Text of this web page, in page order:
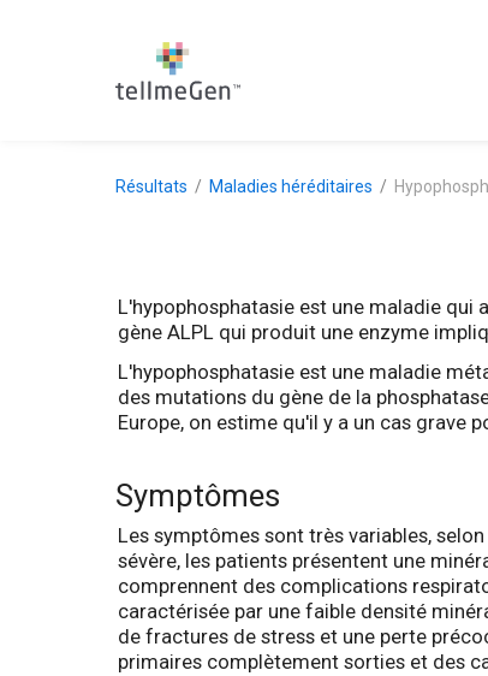
Résultats Maladies héréditaires
L'hypophosphatasie est une maladie qui
gène ALPL qui produit une enzyme
L'hypophosphatasie est une maladie
des mutations du gène de la
Europe, on estime qu'il y a un cas grave
Symptômes
Les symptômes sont très variables,
sévère, les patients présentent une
comprennent des complications
caractérisée par une faible densité
de fractures de stress et une perte
primaires complètement sorties et des